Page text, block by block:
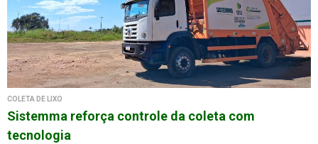
COLETA DE LIXO
Sistemma reforça controle da coleta com
tecnologia